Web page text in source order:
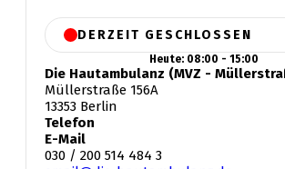
DERZEIT GESCHLOSSEN
Heute: 08:00 - 15:00
Die Hautambulanz (MVZ -
Müllerstraße 156A
13353 Berlin
Telefon
E-Mail
030 / 200 514 484 3